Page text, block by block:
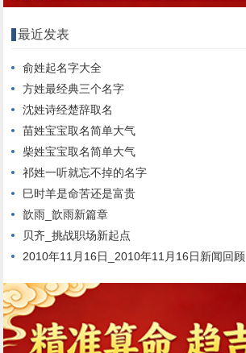
最近发表
俞姓起名字大全
方姓最经典三个名字
沈姓诗经楚辞取名
苗姓宝宝取名简单大气
柴姓宝宝取名简单大气
祁姓一听就忘不掉的名字
巳时羊是命苦还是富贵
歆雨_歆雨新篇章
贝齐_挑战职场新起点
2010年11月16日_2010年11月16日新闻回顾